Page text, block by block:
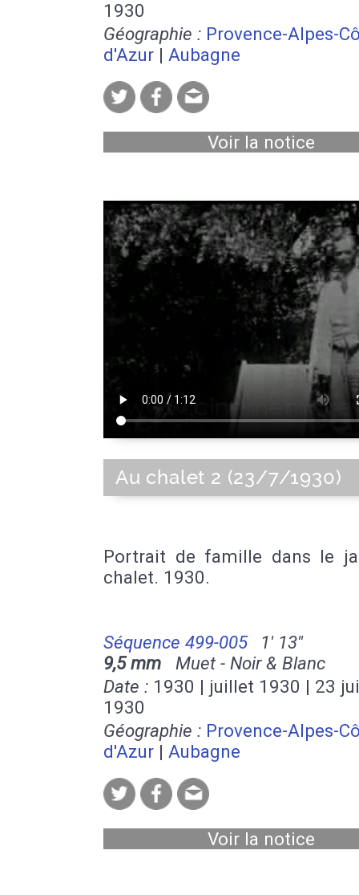
1930
Géographie : Provence-Alpes-
d'Azur | Aubagne
Voir la notice
Au chalet 2 (23/7/1930)
Portrait de famille dans le
chalet. 1930.
Séquence 499-005
1' 13''
9,5 mm Muet - Noir & Blanc
Date : 1930 | juillet 1930 | 23
1930
Géographie : Provence-Alpes-
d'Azur | Aubagne
Voir la notice